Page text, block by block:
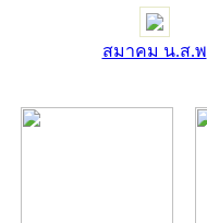
สมาคม น.ส.พ